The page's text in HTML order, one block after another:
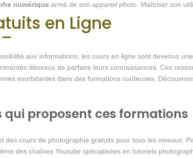
numérique armé de son appareil photo. Maîtriser son
en Ligne
aux informations, les cours en ligne sont devenus
désireux de parfaire leurs connaissances. Ces
exorbitantes dans des formations coûteuses.
qui proposent ces formations
des cours de photographie gratuits pour tous les niveaux.
des chaînes Youtube spécialisées en tutoriels